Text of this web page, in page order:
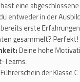
eine
entweder in der
erste
gesammelt? Perfekt!
Deine hohe
Teams.
der